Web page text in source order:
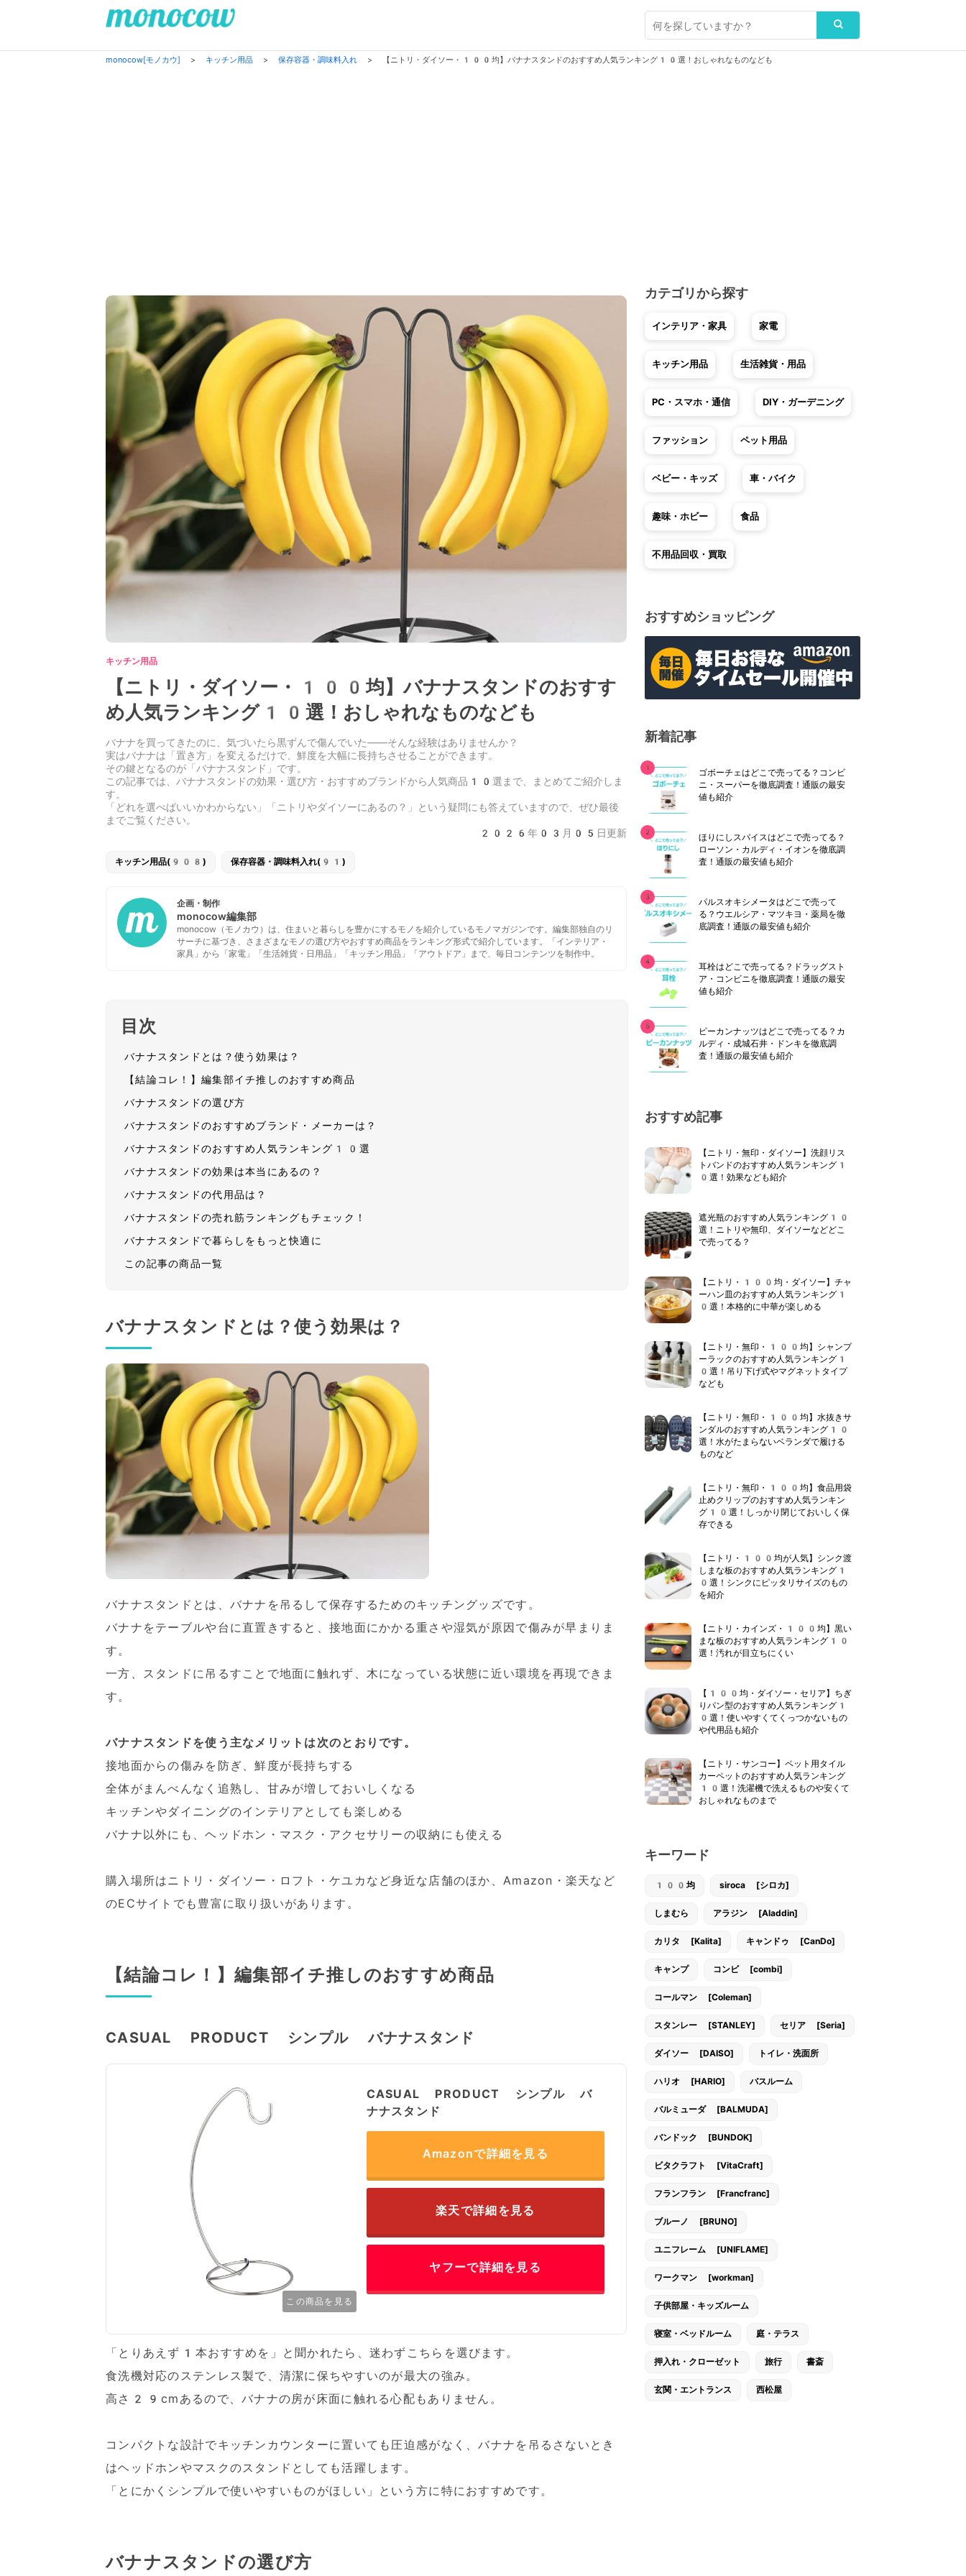
monocow[モノカウ] > キッチン用品 > 保存容器・調味料入れ > 【ニトリ・ダイソー・100均】バナナスタンドのおすすめ人気ランキング10選！おしゃれなものなども
キッチン用品
【ニトリ・ダイソー・100均】バナナスタンドのおすす
め人気ランキング10選！おしゃれなものなども
バナナを買ってきたのに、気づいたら黒ずんで傷んでいた——そんな経験はありませんか？
実はバナナは「置き方」を変えるだけで、鮮度を大幅に長持ちさせることができます。
その鍵となるのが「バナナスタンド」です。
この記事では、バナナスタンドの効果・選び方・おすすめブランドから人気商品10選まで、まとめてご紹介しま
す。
「どれを選べばいいかわからない」「ニトリやダイソーにあるの？」という疑問にも答えていますので、ぜひ最後
までご覧ください。
2026年03月05日更新
キッチン用品(908) 保存容器・調味料入れ(91)
企画・制作
monocow編集部
monocow（モノカウ）は、住まいと暮らしを豊かにするモノを紹介しているモノマガジンです。編集部独自のリ
サーチに基づき、さまざまなモノの選び方やおすすめ商品をランキング形式で紹介しています。「インテリア・
家具」から「家電」「生活雑貨・日用品」「キッチン用品」「アウトドア」まで、毎日コンテンツを制作中。
目次
バナナスタンドとは？使う効果は？
【結論コレ！】編集部イチ推しのおすすめ商品
バナナスタンドの選び方
バナナスタンドのおすすめブランド・メーカーは？
バナナスタンドのおすすめ人気ランキング10選
バナナスタンドの効果は本当にあるの？
バナナスタンドの代用品は？
バナナスタンドの売れ筋ランキングもチェック！
バナナスタンドで暮らしをもっと快適に
この記事の商品一覧
バナナスタンドとは？使う効果は？
バナナスタンドとは、バナナを吊るして保存するためのキッチングッズです。
バナナをテーブルや台に直置きすると、接地面にかかる重さや湿気が原因で傷みが早まりま
す。
一方、スタンドに吊るすことで地面に触れず、木になっている状態に近い環境を再現できま
す。
バナナスタンドを使う主なメリットは次のとおりです。
接地面からの傷みを防ぎ、鮮度が長持ちする
全体がまんべんなく追熟し、甘みが増しておいしくなる
キッチンやダイニングのインテリアとしても楽しめる
バナナ以外にも、ヘッドホン・マスク・アクセサリーの収納にも使える
購入場所はニトリ・ダイソー・ロフト・ケユカなど身近な店舗のほか、Amazon・楽天など
のECサイトでも豊富に取り扱いがあります。
【結論コレ！】編集部イチ推しのおすすめ商品
CASUAL PRODUCT シンプル バナナスタンド
この商品を見る
CASUAL PRODUCT シンプル バ
ナナスタンド
Amazonで詳細を見る
楽天で詳細を見る
ヤフーで詳細を見る
「とりあえず1本おすすめを」と聞かれたら、迷わずこちらを選びます。
食洗機対応のステンレス製で、清潔に保ちやすいのが最大の強み。
高さ29cmあるので、バナナの房が床面に触れる心配もありません。
コンパクトな設計でキッチンカウンターに置いても圧迫感がなく、バナナを吊るさないとき
はヘッドホンやマスクのスタンドとしても活躍します。
「とにかくシンプルで使いやすいものがほしい」という方に特におすすめです。
バナナスタンドの選び方
カテゴリから探す
インテリア・家具 家電
キッチン用品 生活雑貨・用品
PC・スマホ・通信 DIY・ガーデニング
ファッション ペット用品
ベビー・キッズ 車・バイク
趣味・ホビー 食品
不用品回収・買取
おすすめショッピング
新着記事
ゴボーチェはどこで売ってる？コンビ
ニ・スーパーを徹底調査！通販の最安
値も紹介
ほりにしスパイスはどこで売ってる？
ローソン・カルディ・イオンを徹底調
査！通販の最安値も紹介
パルスオキシメータはどこで売って
る？ウエルシア・マツキヨ・薬局を徹
底調査！通販の最安値も紹介
耳栓はどこで売ってる？ドラッグスト
ア・コンビニを徹底調査！通販の最安
値も紹介
ピーカンナッツはどこで売ってる？カ
ルディ・成城石井・ドンキを徹底調
査！通販の最安値も紹介
おすすめ記事
【ニトリ・無印・ダイソー】洗顔リス
トバンドのおすすめ人気ランキング1
0選！効果なども紹介
遮光瓶のおすすめ人気ランキング10
選！ニトリや無印、ダイソーなどどこ
で売ってる？
【ニトリ・100均・ダイソー】チャ
ーハン皿のおすすめ人気ランキング1
0選！本格的に中華が楽しめる
【ニトリ・無印・100均】シャンプ
ーラックのおすすめ人気ランキング1
0選！吊り下げ式やマグネットタイプ
なども
【ニトリ・無印・100均】水抜きサ
ンダルのおすすめ人気ランキング10
選！水がたまらないベランダで履ける
ものなど
【ニトリ・無印・100均】食品用袋
止めクリップのおすすめ人気ランキン
グ10選！しっかり閉じておいしく保
存できる
【ニトリ・100均が人気】シンク渡
しまな板のおすすめ人気ランキング1
0選！シンクにピッタリサイズのもの
を紹介
【ニトリ・カインズ・100均】黒い
まな板のおすすめ人気ランキング10
選！汚れが目立ちにくい
【100均・ダイソー・セリア】ちぎ
りパン型のおすすめ人気ランキング1
0選！使いやすくてくっつかないもの
や代用品も紹介
【ニトリ・サンコー】ペット用タイル
カーペットのおすすめ人気ランキング
10選！洗濯機で洗えるものや安くて
おしゃれなものまで
キーワード
100均 siroca [シロカ]
しまむら アラジン [Aladdin]
カリタ [Kalita] キャンドゥ [CanDo]
キャンプ コンビ [combi]
コールマン [Coleman]
スタンレー [STANLEY] セリア [Seria]
ダイソー [DAISO] トイレ・洗面所
ハリオ [HARIO] バスルーム
バルミューダ [BALMUDA]
バンドック [BUNDOK]
ビタクラフト [VitaCraft]
フランフラン [Francfranc]
ブルーノ [BRUNO]
ユニフレーム [UNIFLAME]
ワークマン [workman]
子供部屋・キッズルーム
寝室・ベッドルーム 庭・テラス
押入れ・クローゼット 旅行 書斎
玄関・エントランス 西松屋